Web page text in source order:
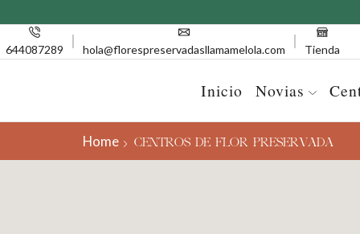
644087289 hola@florespreservadasllamamelola.com Tienda
Inicio Novias
Home CENTROS DE FLOR PRESERVADA